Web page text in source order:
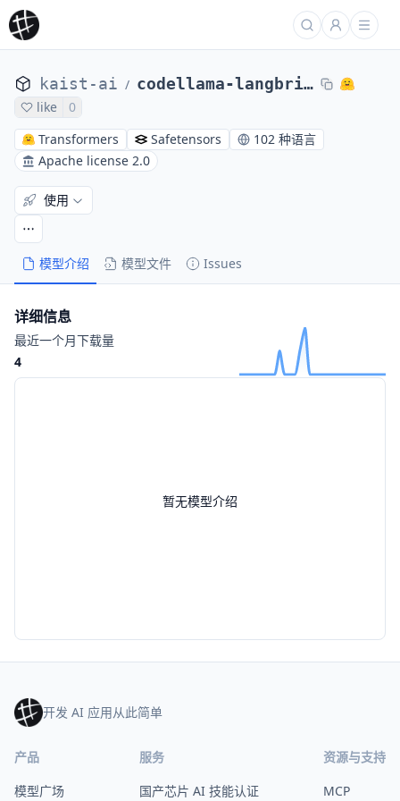
kaist-ai / codellama-langbridge-9b
like
0
Transformers
Safetensors
102 种语言
Apache license 2.0
模型介绍 模型文件 Issues
使用
暂无模型介绍
详细信息
最近一个月下载量
4
开发 AI 应用从此简单
产品
模型广场
服务
国产芯片 AI 技能认证
资源与支持
MCP